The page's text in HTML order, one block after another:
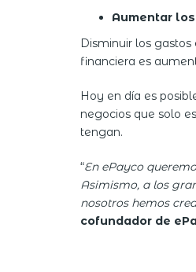
Aumentar
Disminuir los
financiera es
Hoy en día es
negocios que solo
tengan.
“En ePayco
Asimismo, a los
nosotros hemos
cofundador de